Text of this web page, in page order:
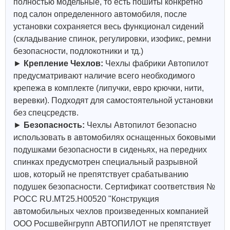
под салон определенного автомобиля, после
установки сохраняется весь функционал сидений
(складывание спинок, регулировки, изофикс, ремни
безопасности, подлокотники и тд.)
► Крепление Чехлов: Чехлы фабрики Автопилот
предусматривают наличие всего необходимого
крепежа в комплекте (липучки, евро крючки, нити,
веревки). Подходят для самостоятельной установки
без спецсредств.
► Безопасность: Чехлы Автопилот безопасно
использовать в автомобилях оснащенных боковыми
подушками безопасности в сиденьях, на передних
спинках предусмотрен специальный разрывной
шов, который не препятствует срабатыванию
подушек безопасности. Сертификат соответствия №
РОСС RU.МТ25.Н00520 "Конструкция
автомобильных чехлов произведенных компанией
ООО Росшвейнгрупп АВТОПИЛОТ не препятствует